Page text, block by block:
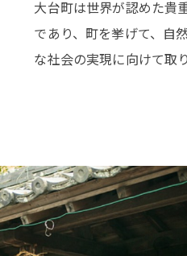
大台町は世界が認めた貴
であり、町を挙げて、自
な社会の実現に向けて取